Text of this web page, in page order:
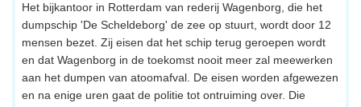
Het bijkantoor in Rotterdam van rederij Wagenborg, die het
dumpschip 'De Scheldeborg' de zee op stuurt, wordt door 12
mensen bezet. Zij eisen dat het schip terug geroepen wordt
en dat Wagenborg in de toekomst nooit meer zal meewerken
aan het dumpen van atoomafval. De eisen worden afgewezen
en na enige uren gaat de politie tot ontruiming over. Die